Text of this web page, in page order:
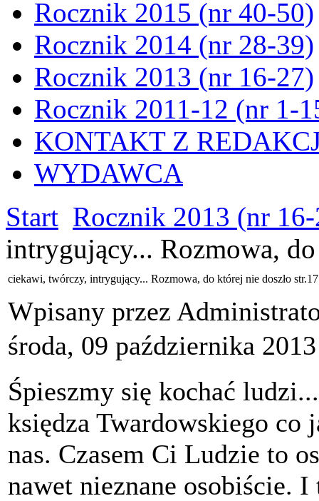
Rocznik 2015 (nr 40-50)
Rocznik 2014 (nr 28-39)
Rocznik 2013 (nr 16-27)
Rocznik 2011-12 (nr 1-
KONTAKT Z
WYDAWCA
Start Rocznik 2013 (nr
intrygujący... Rozmowa,
ciekawi, twórczy, intrygujący... Rozmowa, do której nie doszło str.17
Wpisany przez
środa, 09 października
Śpieszmy się kochać
księdza Twardowskiego co
nas. Czasem Ci Ludzie to
nawet nieznane osobiście.